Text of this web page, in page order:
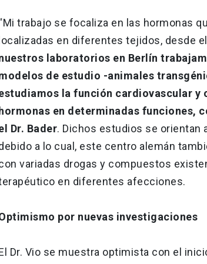
trabajo se focaliza en las hormonas
localizadas en diferentes tejidos, desde
laboratorios en Berlín
de estudio -animales
la función cardiovascular y
hormonas en determinadas funciones,
Dr. Bader. Dichos estudios se orientan
a lo cual, este centro alemán
variadas drogas y compuestos
en diferentes afecciones.
por nuevas investigaciones
Dr. Vio se muestra optimista con el